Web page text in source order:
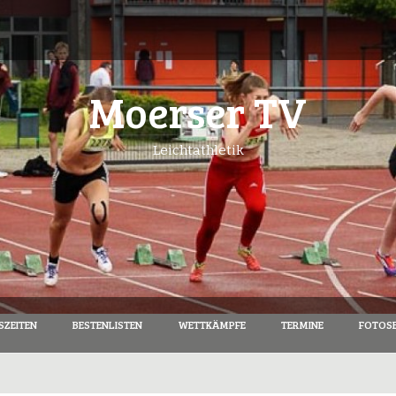
Moerser TV
Leichtathletik
BESTENLISTEN WETTKÄMPFE TERMINE